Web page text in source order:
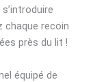
chaque recoin
près du lit !
équipé de